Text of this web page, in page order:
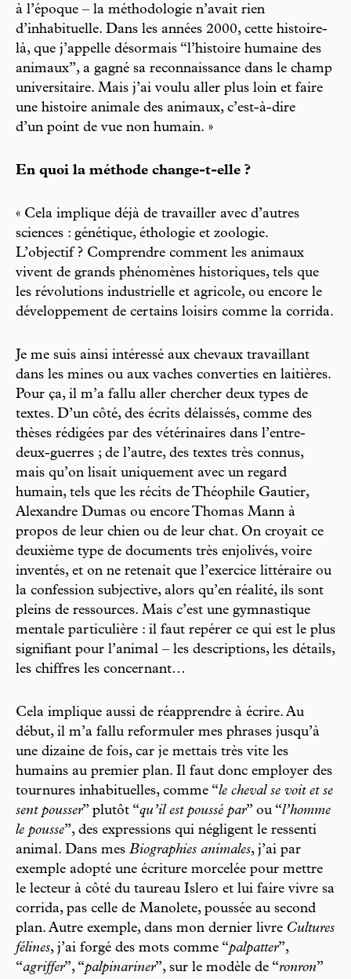
à l’époque – la méthodologie n’avait rien
d’inhabituelle. Dans les années 2000, cette histoire-
là, que j’appelle désormais “l’histoire humaine des
animaux”, a gagné sa reconnaissance dans le champ
universitaire. Mais j’ai voulu aller plus loin et faire
une histoire animale des animaux, c’est-à-dire
d’un point de vue non humain. »
En quoi la méthode change-t-elle ?
« Cela implique déjà de travailler avec d’autres
sciences : génétique, éthologie et zoologie.
L’objectif ? Comprendre comment les animaux
vivent de grands phénomènes historiques, tels que
les révolutions industrielle et agricole, ou encore le
développement de certains loisirs comme la corrida.
Je me suis ainsi intéressé aux chevaux travaillant
dans les mines ou aux vaches converties en laitières.
Pour ça, il m’a fallu aller chercher deux types de
textes. D’un côté, des écrits délaissés, comme des
thèses rédigées par des vétérinaires dans l’entre-
deux-guerres ; de l’autre, des textes très connus,
mais qu’on lisait uniquement avec un regard
humain, tels que les récits de Théophile Gautier,
Alexandre Dumas ou encore Thomas Mann à
propos de leur chien ou de leur chat. On croyait ce
deuxième type de documents très enjolivés, voire
inventés, et on ne retenait que l’exercice littéraire ou
la confession subjective, alors qu’en réalité, ils sont
pleins de ressources. Mais c’est une gymnastique
mentale particulière : il faut repérer ce qui est le plus
signifiant pour l’animal – les descriptions, les détails,
les chiffres les concernant…
Cela implique aussi de réapprendre à écrire. Au
début, il m’a fallu reformuler mes phrases jusqu’à
une dizaine de fois, car je mettais très vite les
humains au premier plan. Il faut donc employer des
tournures inhabituelles, comme “le cheval se voit et se
sent pousser” plutôt “qu’il est poussé par” ou “l’homme
le pousse”, des expressions qui négligent le ressenti
animal. Dans mes Biographies animales, j’ai par
exemple adopté une écriture morcelée pour mettre
le lecteur à côté du taureau Islero et lui faire vivre sa
corrida, pas celle de Manolete, poussée au second
plan. Autre exemple, dans mon dernier livre Cultures
félines, j’ai forgé des mots comme “palpatter”,
“agriffer”, “palpinariner”, sur le modèle de “ronron”